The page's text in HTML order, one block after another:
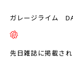
ガレージライム
先日雑誌に掲載さ